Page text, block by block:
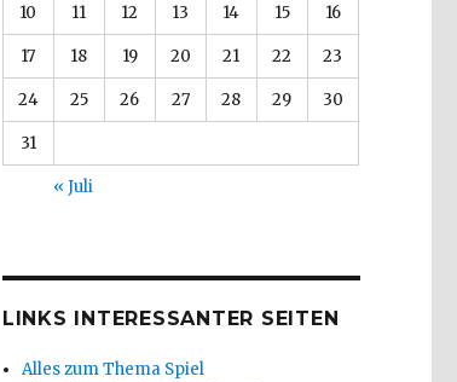
10 11 12 13 14 15 16
17 18 19 20 21 22 23
24 25 26 27 28 29 30
31
« Juli
LINKS INTERESSANTER SEITEN
Alles zum Thema Spiel